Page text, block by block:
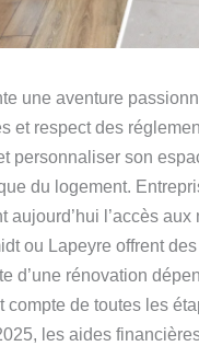
une aventure
et respect des
personnaliser son
du logement.
aujourd’hui l’accès
ou Lapeyre offrent
d’une rénovation
de toutes les
les aides